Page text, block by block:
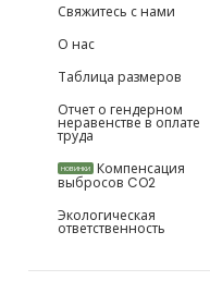
Свяжитесь с нами
О нас
Таблица размеров
Отчет о гендерном
неравенстве в оплате
труда
НОВИНКИ Компенсация
выбросов CO2
Экологическая
ответственность